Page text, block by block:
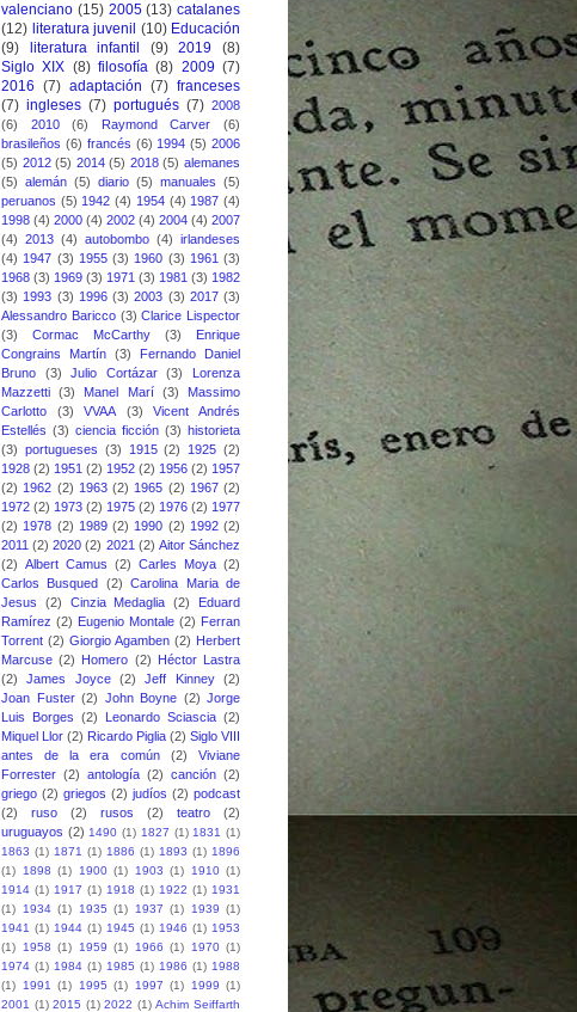
valenciano (15) 2005 (13) catalanes
(12) literatura juvenil (10) Educación
(9)
literatura infantil (9) 2019
(8)
Siglo XIX (8) filosofía (8) 2009 (7)
2016 (7) adaptación (7) franceses
(7) ingleses (7) portugués (7) 2008
(6)
2010 (6) Raymond Carver
(6)
brasileños (6) francés (6) 1994 (5) 2006
(5) 2012 (5) 2014 (5) 2018 (5) alemanes
(5) alemán (5) diario (5) manuales (5)
peruanos (5) 1942 (4) 1954 (4) 1987 (4)
1998 (4) 2000 (4) 2002 (4) 2004 (4) 2007
(4) 2013 (4) autobombo (4) irlandeses
(4) 1947 (3) 1955 (3) 1960 (3) 1961 (3)
1968 (3) 1969 (3) 1971 (3) 1981 (3) 1982
(3) 1993 (3) 1996 (3) 2003 (3) 2017 (3)
Alessandro Baricco (3) Clarice Lispector
(3)
Cormac McCarthy (3)
Enrique
Congrains Martín (3)
Fernando Daniel
Bruno
(3) Julio Cortázar (3)
Lorenza
Mazzetti
(3) Manel Marí (3)
Massimo
Carlotto
(3) VVAA (3)
Vicent Andrés
Estellés (3) ciencia ficción (3) historieta
(3) portugueses (3) 1915 (2) 1925 (2)
1928 (2) 1951 (2) 1952 (2) 1956 (2) 1957
(2) 1962 (2) 1963 (2) 1965 (2) 1967 (2)
1972 (2) 1973 (2) 1975 (2) 1976 (2) 1977
(2) 1978 (2) 1989 (2) 1990 (2) 1992 (2)
2011 (2) 2020 (2) 2021 (2) Aitor Sánchez
(2) Albert Camus (2) Carles Moya (2)
Carlos Busqued (2)
Carolina Maria de
Jesus
(2) Cinzia Medaglia (2)
Eduard
Ramírez (2) Eugenio Montale (2) Ferran
Torrent (2) Giorgio Agamben (2) Herbert
Marcuse (2) Homero (2) Héctor Lastra
(2)
James Joyce (2) Jeff Kinney
(2)
Joan Fuster (2) John Boyne (2) Jorge
Luis Borges (2) Leonardo Sciascia (2)
Miquel Llor (2) Ricardo Piglia (2) Siglo VIII
antes de la era común
(2)
Viviane
Forrester (2) antología (2) canción (2)
griego (2) griegos (2) judíos (2) podcast
(2)
ruso (2) rusos (2) teatro
(2)
uruguayos (2) 1490 (1) 1827 (1) 1831 (1)
1863 (1) 1871 (1) 1886 (1) 1893 (1) 1896
(1)
1898 (1) 1900 (1) 1903 (1) 1910 (1)
1914 (1) 1917 (1) 1918 (1) 1922 (1) 1931
(1)
1934 (1) 1935 (1) 1937 (1) 1939 (1)
1941 (1) 1944 (1) 1945 (1) 1946 (1) 1953
(1)
1958 (1) 1959 (1) 1966 (1) 1970 (1)
1974 (1) 1984 (1) 1985 (1) 1986 (1) 1988
(1)
1991 (1) 1995 (1) 1997 (1) 1999 (1)
2001 (1) 2015 (1) 2022 (1) Achim Seiffarth